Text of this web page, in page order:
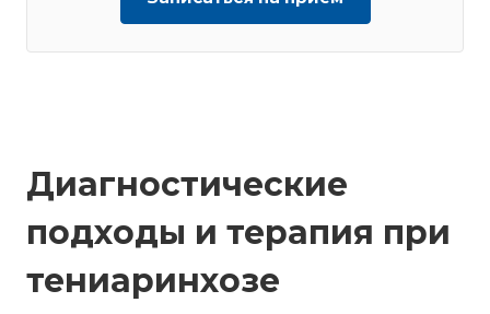
Диагностические
подходы и терапия при
тениаринхозе